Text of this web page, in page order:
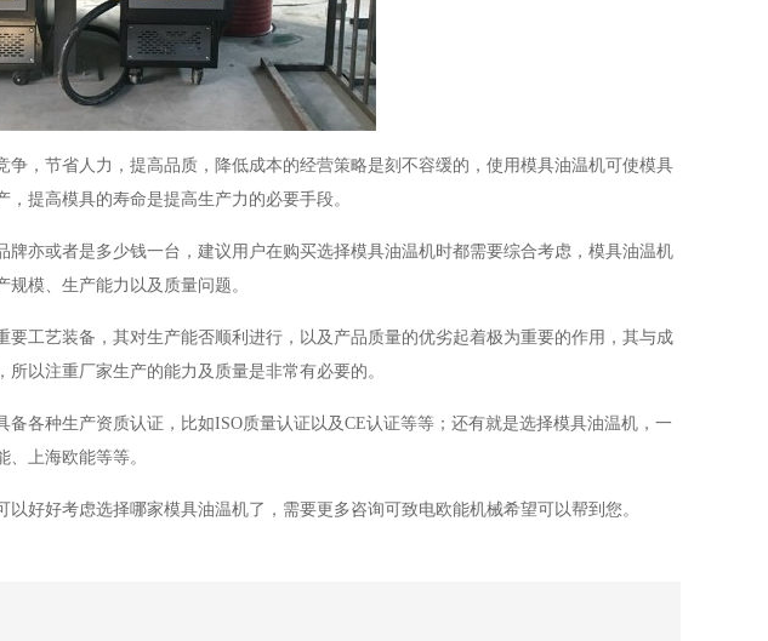
，节省人力，提高品质，降低成本的经营策略是刻不容缓的，使用模具油温机可使模具
提高模具的寿命是提高生产力的必要手段。
亦或者是多少钱一台，建议用户在购买选择模具油温机时都需要综合考虑，模具油温机
模、生产能力以及质量问题。
工艺装备，其对生产能否顺利进行，以及产品质量的优劣起着极为重要的作用，其与成
以注重厂家生产的能力及质量是非常有必要的。
各种生产资质认证，比如ISO质量认证以及CE认证等等；还有就是选择模具油温机，一
上海欧能等等。
好好考虑选择哪家模具油温机了，需要更多咨询可致电欧能机械希望可以帮到您。